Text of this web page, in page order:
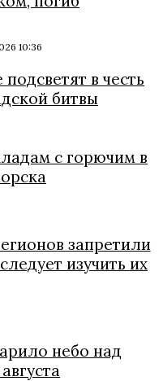
10:36
в честь
битвы
с горючим в
запретили
изучить их
небо над